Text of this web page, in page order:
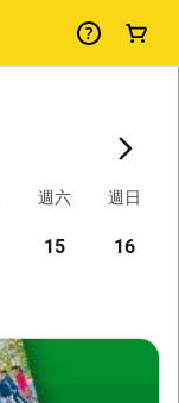
週六 週日
15 16